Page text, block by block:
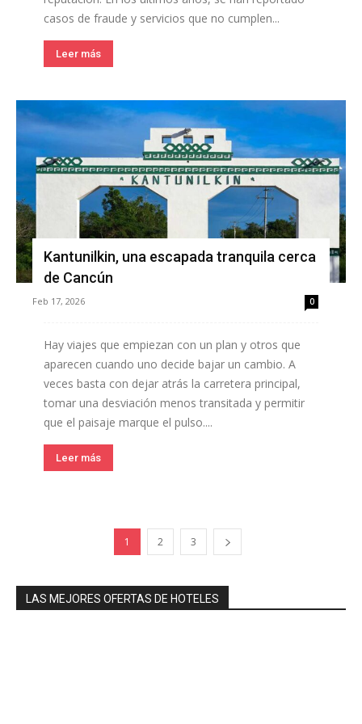
casos de fraude y servicios que no cumplen...
Leer más
Kantunilkin, una escapada tranquila cerca
de Cancún
Feb 17, 2026 0
Hay viajes que empiezan con un plan y otros que
aparecen cuando uno decide bajar un cambio. A
veces basta con dejar atrás la carretera principal,
tomar una desviación menos transitada y permitir
que el paisaje marque el pulso....
Leer más
1 2 3
LAS MEJORES OFERTAS DE HOTELES